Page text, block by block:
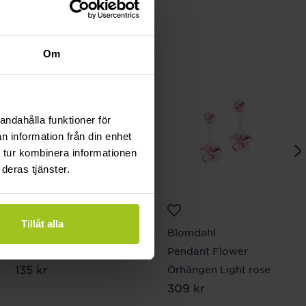
Om
funktioner för
information från din enhet
kombinera informationen
tjänster.
Tillåt alla
Pris :135 kr
135 kr
Blomdahl
Pendant Flower
Örhängen Light rose
Pris:309 kr
309 kr